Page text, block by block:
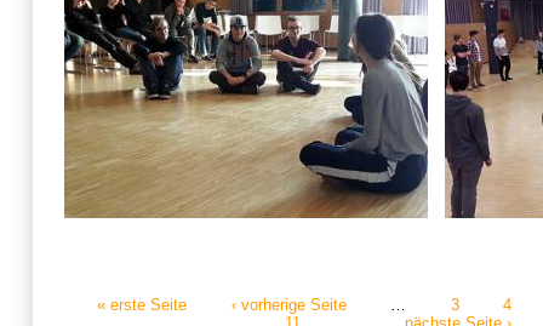
« erste Seite ‹ vorherige Seite 3
4
11
nächste Seite ›